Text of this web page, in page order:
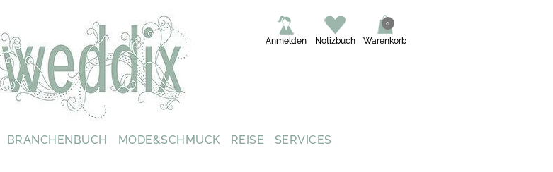
Warenkorb
0
Notizbuch
Anmelden
BRANCHENBUCH MODE&SCHMUCK REISE SERVICES